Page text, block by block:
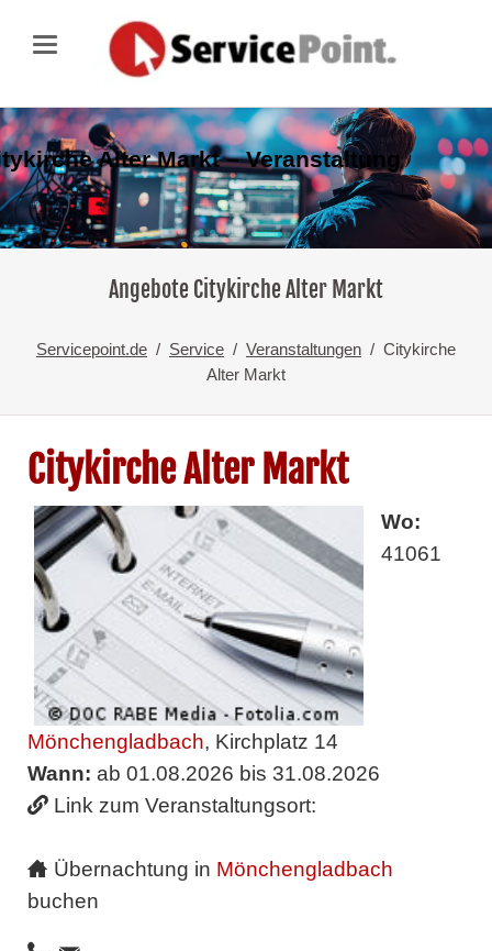
Alter Markt – Veranstaltung
Angebote Citykirche Alter Markt
Servicepoint.de Service Veranstaltungen
Citykirche
Alter Markt
Citykirche Alter Markt
Wo:
41061
Mönchengladbach, Kirchplatz 14
Wann: ab 01.08.2026 bis 31.08.2026
Link zum Veranstaltungsort:
Übernachtung in Mönchengladbach
buchen